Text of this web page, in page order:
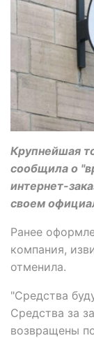
Крупнейшая
сообщила о
интернет-
своем
Ранее
компания,
отменила.
"Средства
Средства за
возвращены